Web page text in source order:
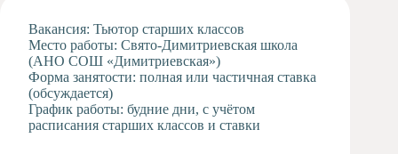
студия
Музыкальное
отделение
Психологическая
Служба
Вакансия: Тьютор старших классов
Место работы: Свято-Димитриевская школа
(АНО СОШ «Димитриевская»)
Форма занятости: полная или частичная ставка
(обсуждается)
График работы: будние дни, с учётом
расписания старших классов и ставки